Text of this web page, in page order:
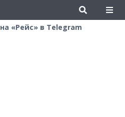
на «Рейс» в Telegram